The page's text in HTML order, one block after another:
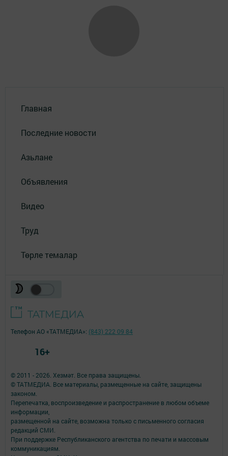
Главная
Последние новости
Азьлане
Объявления
Видео
Труд
Төрле темалар
© 2011 - 2026. Хезмәт. Все права защищены.
© ТАТМЕДИА. Все материалы, размещенные на сайте, защищены
законом.
Перепечатка, воспроизведение и распространение в любом объеме
информации,
размещенной на сайте, возможна только с письменного согласия
редакций СМИ.
При поддержке Республиканского агентства по печати и массовым
коммуникациям.
Телефон АО «ТАТМЕДИА»: (843) 222 09 84
16+